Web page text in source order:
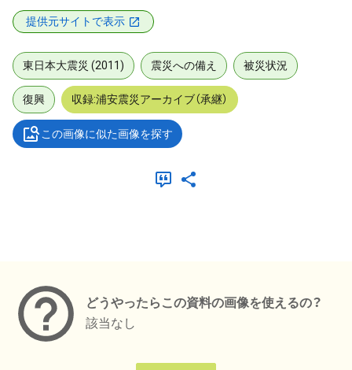
提供元サイトで表示
東日本大震災 (2011) 震災への備え 被災状況
復興 収録:浦安震災アーカイブ（承継）
この画像に似た画像を探す
どうやったらこの資料の画像を使えるの？
該当なし